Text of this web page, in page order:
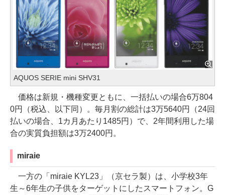
AQUOS SERIE mini SHV31
価格は新規・機種変更ともに、一括払いの場合6万804
0円（税込、以下同）。毎月割の総計は3万5640円（24回
払いの場合、1カ月あたり1485円）で、2年間利用した場
合の実質負担額は3万2400円。
miraie
一方の「miraie KYL23」（京セラ製）は、小学校3年
生～6年生の子供をターゲットにしたスマートフォン。G